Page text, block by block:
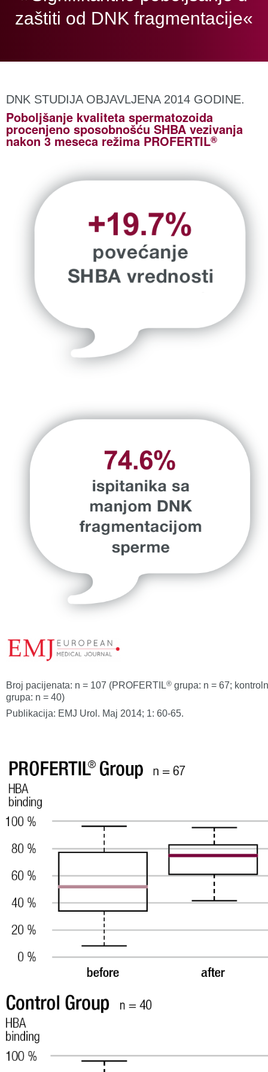
zaštiti od DNK fragmentacije«
DNK STUDIJA OBJAVLJENA 2014 GODINE.
Poboljšanje kvaliteta spermatozoida
procenjeno sposobnošću SHBA vezivanja
nakon 3 meseca režima PROFERTIL®
Broj pacijenata: n = 107 (PROFERTIL® grupa: n = 67;
grupa: n = 40)
Publikacija: EMJ Urol. Maj 2014; 1: 60-65.